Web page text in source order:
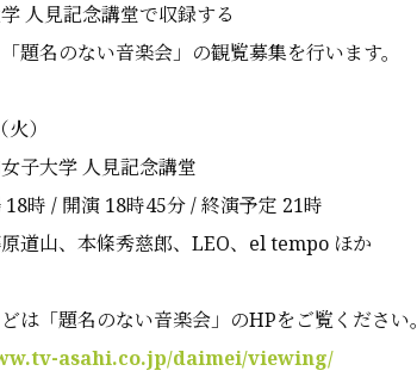
人見記念講堂で収録する
題名のない音楽会」の観覧募集を行います。
）
子大学 人見記念講堂
時 / 開演 18時45分 / 終演予定 21時
道山、本條秀慈郎、LEO、el tempo ほか
は「題名のない音楽会」のHPをご覧ください。
asahi.co.jp/daimei/viewing/